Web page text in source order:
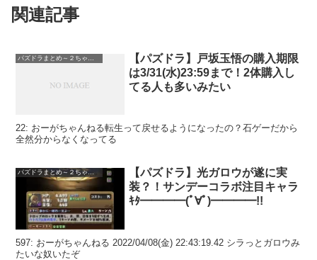
関連記事
【パズドラ】戸坂玉悟の購入期限
は3/31(水)23:59まで！2体購入し
てる人も多いみたい
22: おーがちゃんねる転生って戻せるようになったの？石ゲーだから
全然分からなくなってる
パズドラまとめ～２ちゃんねる
【パズドラ】光ガロウが遂に実
装？！サンデーコラボ注目キャラ
ｷﾀ━━━━(ﾟ∀ﾟ)━━━━!!
597: おーがちゃんねる 2022/04/08(金) 22:43:19.42 シラっとガロウみ
たいな奴いたぞ